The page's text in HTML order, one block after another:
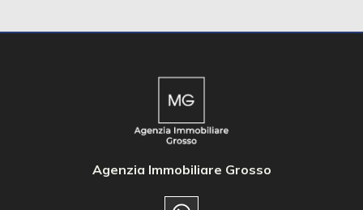
Agenzia Immobiliare Grosso